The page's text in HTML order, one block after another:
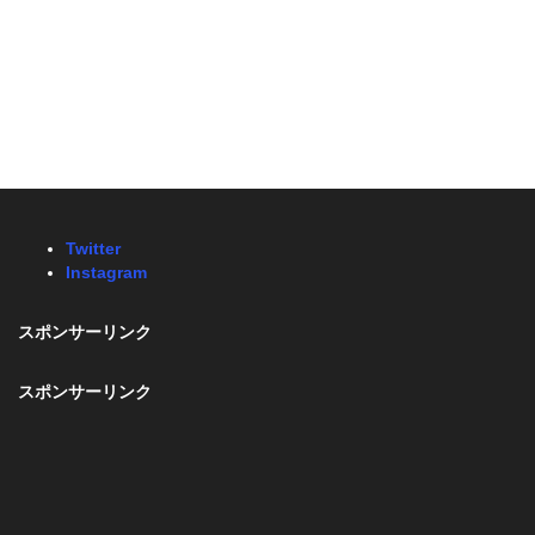
Twitter
Instagram
スポンサーリンク
スポンサーリンク